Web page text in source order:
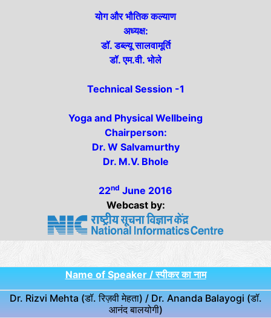
योग और भौतिक कल्याण
अध्यक्ष:
डॉ. डब्ल्यू सालवामूर्ति
डॉ. एम.वी. भोले
Technical Session -1
Yoga and Physical Wellbeing
Chairperson:
Dr. W Salvamurthy
Dr. M.V. Bhole
22nd June 2016
Webcast by:
Name of Speaker / स्पीकर का नाम
Dr. Rizvi Mehta (डॉ. रिज़वी मेहता) / Dr. Ananda Balayogi (डॉ.
आनंद बालयोगी)